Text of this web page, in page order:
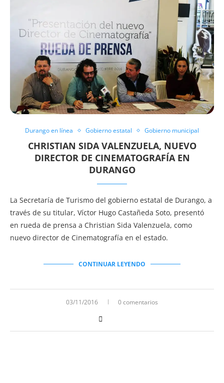
Durango en línea Gobierno estatal Gobierno municipal
CHRISTIAN SIDA VALENZUELA, NUEVO
DIRECTOR DE CINEMATOGRAFÍA EN
DURANGO
La Secretaría de Turismo del gobierno estatal de Durango, a
través de su titular, Víctor Hugo Castañeda Soto, presentó
en rueda de prensa a Christian Sida Valenzuela, como
nuevo director de Cinematografía en el estado.
CONTINUAR LEYENDO
03/11/2016 0 comentarios